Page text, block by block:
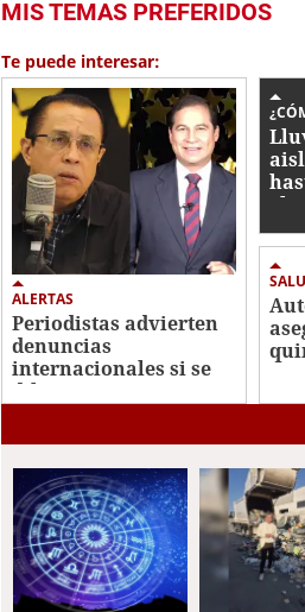
MIS TEMAS PREFERIDOS
Te puede interesar:
ALERTAS
Periodistas advierten
denuncias
internacionales si se
dilata caso contra
el